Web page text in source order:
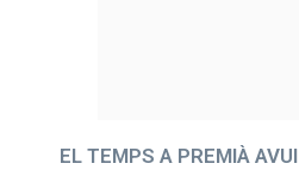
EL TEMPS A PREMIÀ AVUI